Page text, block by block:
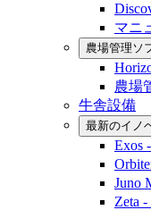
マニ
農場管理ソ
農場
牛舎設備
最新のイノ
Exos
Juno
Zeta